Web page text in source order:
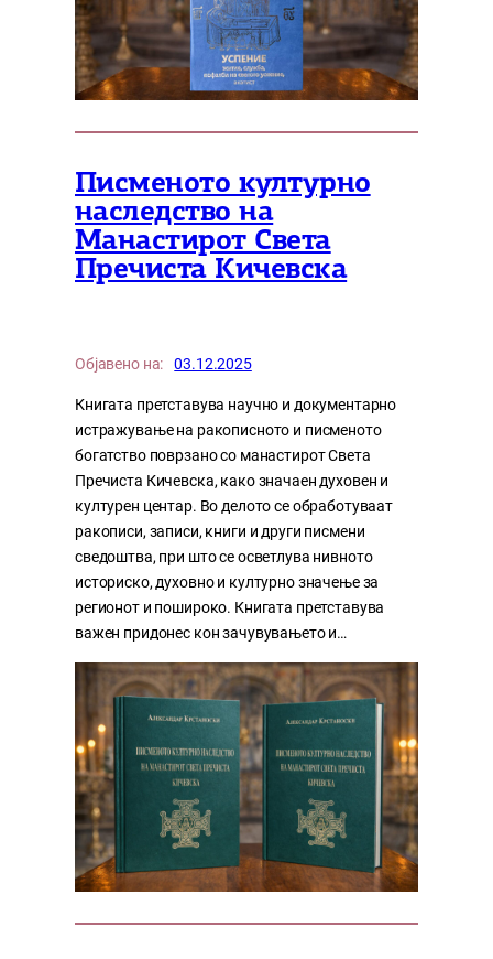
Писменото културно
наследство на
Манастирот Света
Пречиста Кичевска
Објавено на: 03.12.2025
Книгата претставува научно и документарно
истражување на ракописното и писменото
богатство поврзано со манастирот Света
Пречиста Кичевска, како значаен духовен и
културен центар. Во делото се обработуваат
ракописи, записи, книги и други писмени
сведоштва, при што се осветлува нивното
историско, духовно и културно значење за
регионот и пошироко. Книгата претставува
важен придонес кон зачувувањето и…